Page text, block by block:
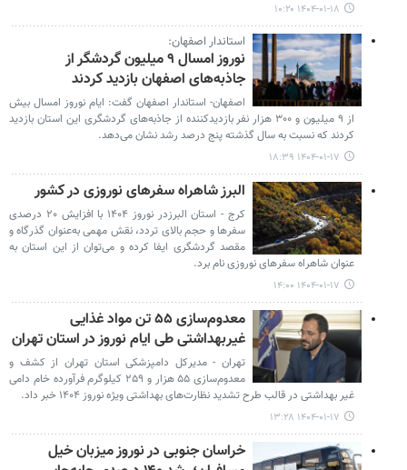
۱۴۰۴-۰۱-۱۸ ۱۰:۲۰
استاندار اصفهان:
نوروز امسال ۹ میلیون گردشگر از
جاذبه‌های اصفهان بازدید کردند
اصفهان- استاندار اصفهان گفت: ایام نوروز امسال بیش
از ۹ میلیون و ۳۰۰ هزار نفر بازدیدکننده از جاذبه‌های گردشگری این استان بازدید
کردند که نسبت به سال گذشته پنج درصد رشد نشان می‌دهد.
۱۴۰۴-۰۱-۱۷ ۱۸:۳۹
البرز شاهراه سفرهای نوروزی در کشور
کرج - استان البرزدر نوروز ۱۴۰۴ با افزایش ۲۰ درصدی
سفرها و حجم بالای تردد، نقش مهمی به‌عنوان گذرگاه و
مقصد گردشگری ایفا کرده و می‌توان از این استان به
عنوان شاهراه سفرهای نوروزی نام برد.
۱۴۰۴-۰۱-۱۷ ۱۴:۰۰
معدوم‌سازی ۵۵ تن مواد غذایی
غیربهداشتی طی ایام نوروز در استان تهران
تهران - مدیرکل دامپزشکی استان تهران از کشف و
معدوم‌سازی ۵۵ هزار و ۲۵۹ کیلوگرم فرآورده خام دامی
غیر بهداشتی در قالب طرح تشدید نظارت‌های بهداشتی ویژه نوروز ۱۴۰۴ خبر داد.
۱۴۰۴-۰۱-۱۷ ۱۳:۲۸
خراسان جنوبی در نوروز میزبان خیل